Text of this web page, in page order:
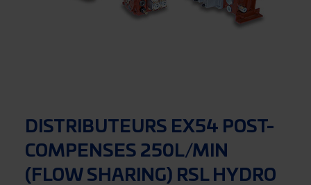
DISTRIBUTEURS EX54 POST-
COMPENSES 250L/MIN
(FLOW SHARING) RSL HYDRO